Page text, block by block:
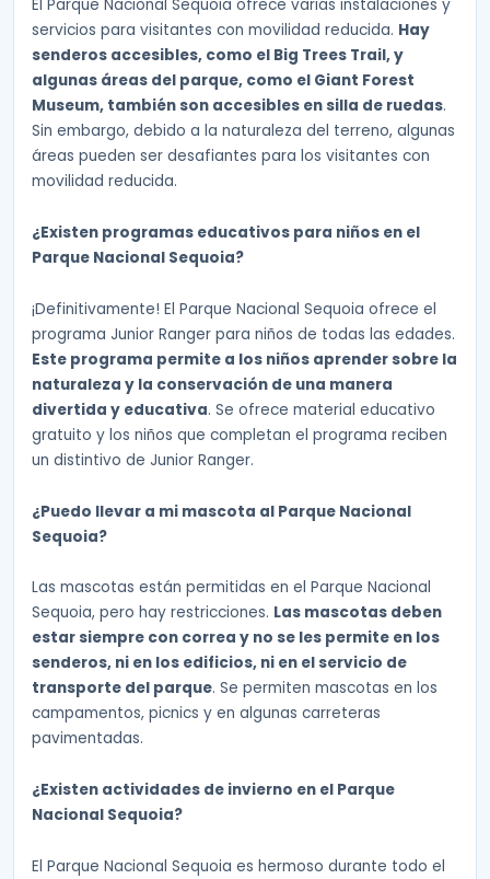
El Parque Nacional Sequoia ofrece varias instalaciones y
servicios para visitantes con movilidad reducida. Hay
senderos accesibles, como el Big Trees Trail, y
algunas áreas del parque, como el Giant Forest
Museum, también son accesibles en silla de ruedas.
Sin embargo, debido a la naturaleza del terreno, algunas
áreas pueden ser desafiantes para los visitantes con
movilidad reducida.
¿Existen programas educativos para niños en el
Parque Nacional Sequoia?
¡Definitivamente! El Parque Nacional Sequoia ofrece el
programa Junior Ranger para niños de todas las edades.
Este programa permite a los niños aprender sobre la
naturaleza y la conservación de una manera
divertida y educativa. Se ofrece material educativo
gratuito y los niños que completan el programa reciben
un distintivo de Junior Ranger.
¿Puedo llevar a mi mascota al Parque Nacional
Sequoia?
Las mascotas están permitidas en el Parque Nacional
Sequoia, pero hay restricciones. Las mascotas deben
estar siempre con correa y no se les permite en los
senderos, ni en los edificios, ni en el servicio de
transporte del parque. Se permiten mascotas en los
campamentos, picnics y en algunas carreteras
pavimentadas.
¿Existen actividades de invierno en el Parque
Nacional Sequoia?
El Parque Nacional Sequoia es hermoso durante todo el